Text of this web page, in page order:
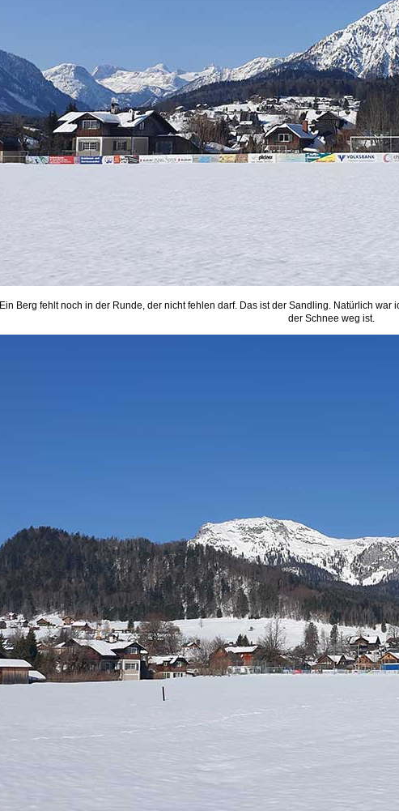
Ein Berg fehlt noch in der Runde, der nicht fehlen darf. Das ist der Sandling. Natürlich
der Schnee weg ist.